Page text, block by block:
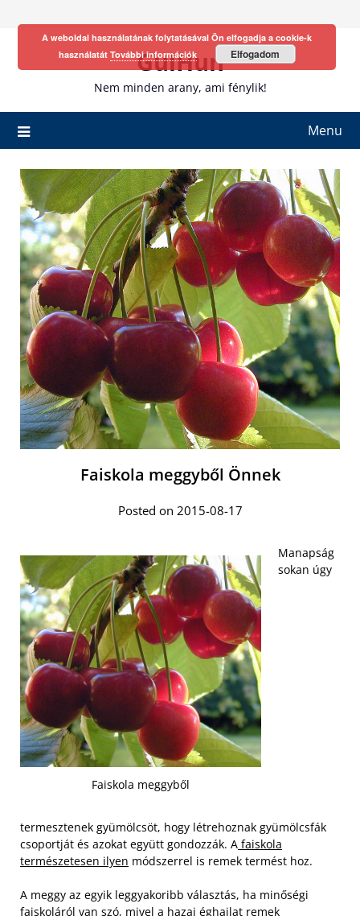
GulHun
Nem minden arany, ami fénylik!
Menu
Faiskola meggyből Önnek
Posted on 2015-08-17
Faiskola meggyből
Manapság
sokan úgy
termesztenek gyümölcsöt, hogy létrehoznak gyümölcsfák
csoportját és azokat együtt gondozzák. A faiskola
természetesen ilyen módszerrel is remek termést hoz.
A meggy az egyik leggyakoribb választás, ha minőségi
faiskoláról van szó, mivel a hazai éghajlat remek
A weboldal használatának folytatásával Ön elfogadja a cookie-k
használatát További információk Elfogadom